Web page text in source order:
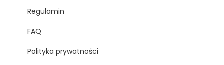
Regulamin
FAQ
Polityka prywatności